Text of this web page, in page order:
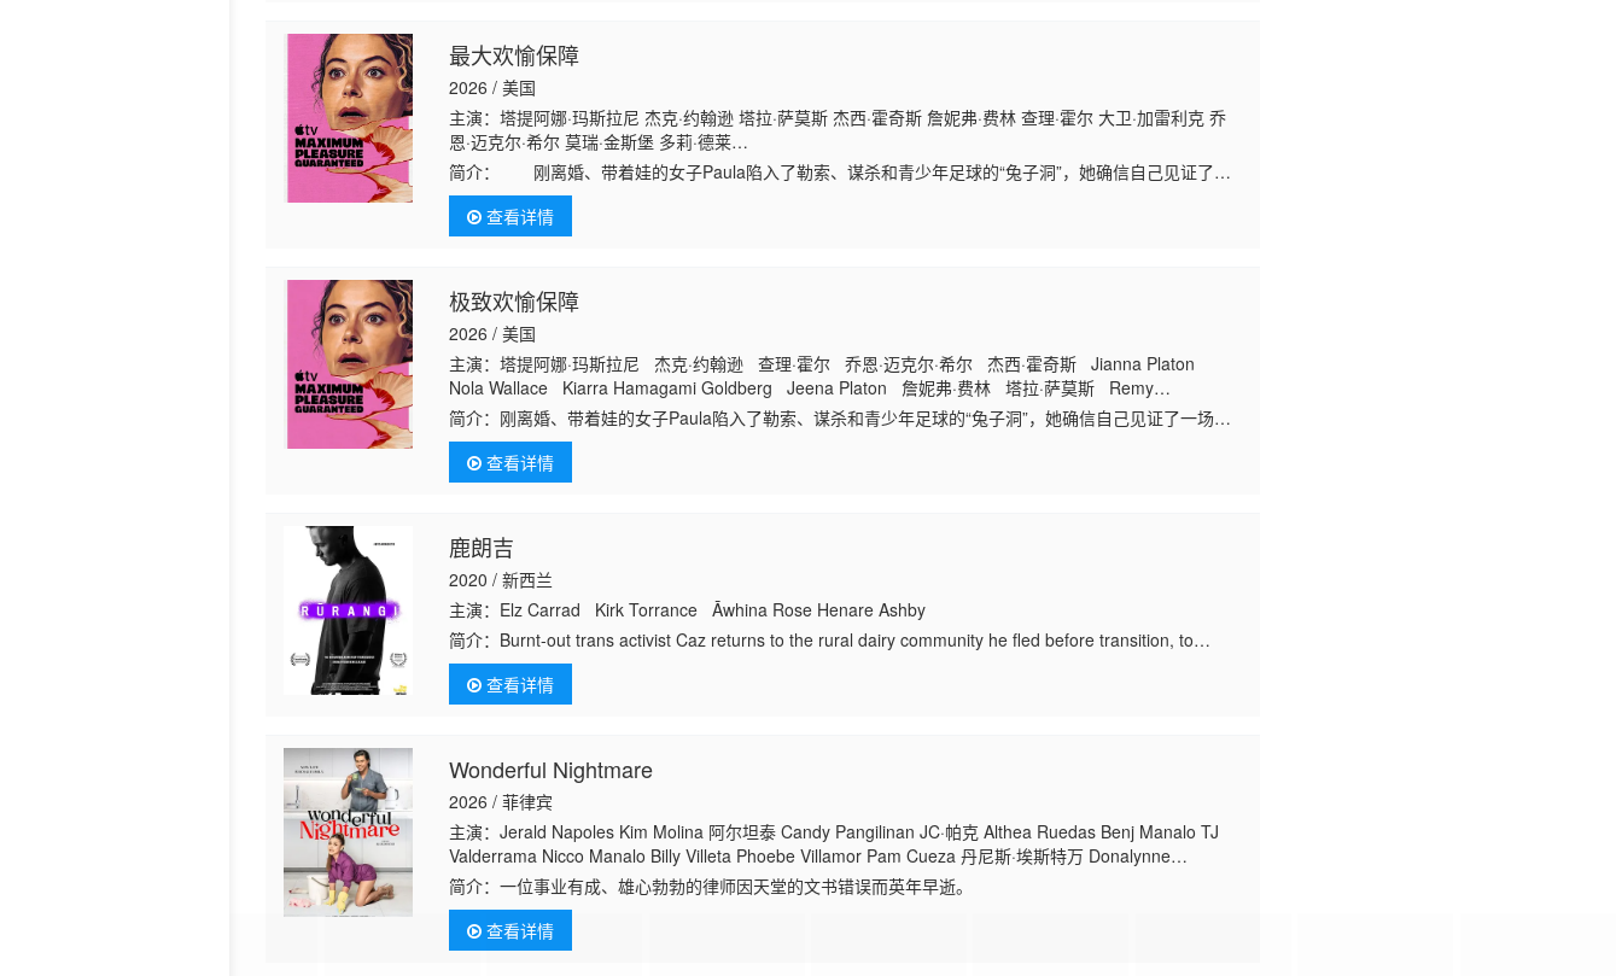
最大欢愉保障
2026 / 美国
主演：塔提阿娜·玛斯拉尼 杰克·约翰逊 塔拉·萨莫斯 杰西·霍奇斯 詹妮弗·费林 查理·霍尔 大卫·加雷利克 乔
恩·迈克尔·希尔 莫瑞·金斯堡 多莉·德莱
昂 Ani·Balan Jianna·Platon Nola·Wallace Kiarra·Hamagami·Goldberg Jeena·Platon Remy·Auberjonois Camilla·Lockhart Brooklyn·Sobel 丹
尼尔·戴尔 珍妮瓦·梅雷迪斯
简介：
刚离婚、带着娃的女子Paula陷入了勒索、谋杀和青少年足球的“兔子洞”，她确信自己见证了一
场犯罪，同时挣扎于争夺孩子的监护权和身份危机。为此，Paula开始自行调查案件，可能会揭露一场更大
的阴谋，也是她重建自己的家庭和自我的关键。
查看详情
极致欢愉保障
2026 / 美国
主演：塔提阿娜·玛斯拉尼 杰克·约翰逊 查理·霍尔 乔恩·迈克尔·希尔 杰西·霍奇斯 Jianna Platon
Nola Wallace Kiarra Hamagami Goldberg Jeena Platon 詹妮弗·费林 塔拉·萨莫斯 Remy
Auberjonois Camilla Lockhart 大卫·加雷利克 莫瑞·金斯堡 Brooklyn Sobel 多莉·德莱昂 Ani Balan
丹尼尔·戴尔 珍妮瓦·梅雷迪斯
简介： 刚离婚、带着娃的女子Paula陷入了勒索、谋杀和青少年足球的“兔子洞”，她确信自己见证了一场犯
罪，同时挣扎于争夺孩子的监护权和身份危机。为此，Paula开始自行调查案件，可能会揭露一场更大的阴
谋，也是
查看详情
鹿朗吉
2020 / 新西兰
主演：Elz Carrad Kirk Torrance Āwhina Rose Henare Ashby
简介： Burnt-out trans activist Caz returns to the rural dairy community he fled before transition, to
reconnect with his father. As father and son reconcile, Caz finds new purpose, spearheading the
town&amp;#039;s environmental fight against &amp;#039;B
查看详情
Wonderful Nightmare
2026 / 菲律宾
主演：Jerald Napoles Kim Molina 阿尔坦泰 Candy Pangilinan JC·帕克 Althea Ruedas Benj Manalo TJ
Valderrama Nicco Manalo Billy Villeta Phoebe Villamor Pam Cueza 丹尼斯·埃斯特万 Donalynne
Soriano Yumi Lacsamana Divine Aucina 奎恩·卡里略 Kedebon Colim
简介：一位事业有成、雄心勃勃的律师因天堂的文书错误而英年早逝。
查看详情